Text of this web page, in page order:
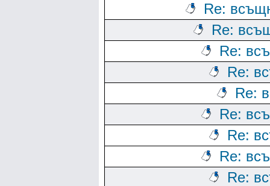
Re:
Re:
Re:
Re:
Re:
Re:
Re:
Re:
Re: